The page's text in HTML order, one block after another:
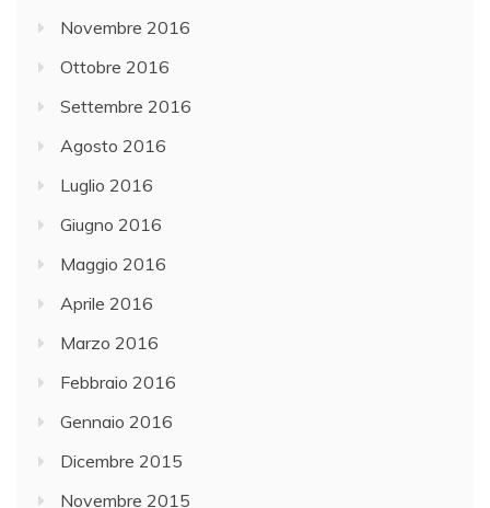
Novembre 2016
Ottobre 2016
Settembre 2016
Agosto 2016
Luglio 2016
Giugno 2016
Maggio 2016
Aprile 2016
Marzo 2016
Febbraio 2016
Gennaio 2016
Dicembre 2015
Novembre 2015